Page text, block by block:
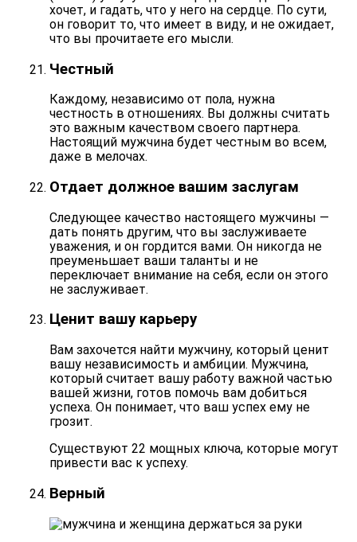
хочет, и гадать, что у него на сердце. По сути,
он говорит то, что имеет в виду, и не ожидает,
что вы прочитаете его мысли.
Честный
Каждому, независимо от пола, нужна
честность в отношениях. Вы должны считать
это важным качеством своего партнера.
Настоящий мужчина будетчестным во всем,
даже в мелочах.
Отдает должное вашим заслугам
Следующее качество настоящего мужчины —
дать понять другим, что вы заслуживаете
уважения, и он гордится вами. Он никогда не
преуменьшает ваши таланты и не
переключает внимание на себя, если он этого
не заслуживает.
Ценит вашу карьеру
Вам захочется найти мужчину, который ценит
вашу независимость и амбиции. Мужчина,
который считает вашу работу важной частью
вашей жизни, готов помочь вам добиться
успеха. Он понимает, что ваш успех ему не
грозит.
Существуют22 мощных ключа, которые могут
привести вас к успеху.
Верный